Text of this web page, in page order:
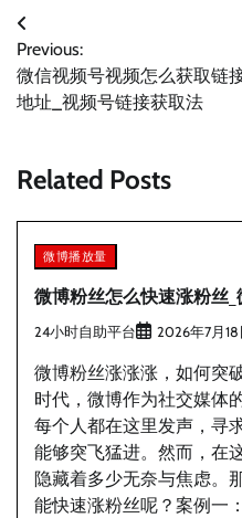
文
章
导
Previous:
微信视频号视频怎么获取链
地址_视频号链接获取法
Related Posts
微博播放量
微博粉丝怎么快速涨粉丝
24小时自助平台 2026年7月18
微博粉丝涨涨涨，如何突
时代，微博作为社交媒体
每个人都在这里发声，寻
能够突飞猛进。然而，在
隐藏着多少无奈与焦虑。
能快速涨粉丝呢？案例一